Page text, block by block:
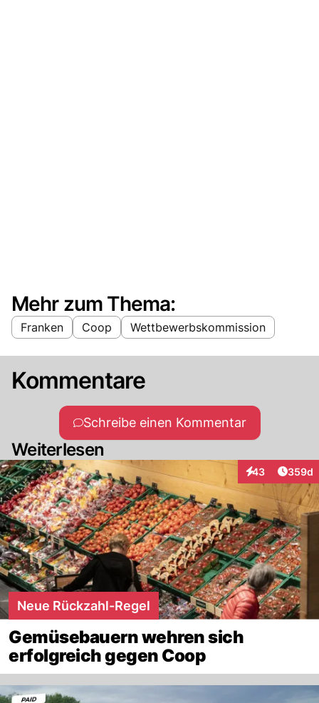
Mehr zum Thema:
Franken Coop Wettbewerbskommission
Kommentare
Schreibe einen Kommentar
Weiterlesen
43
Interaktionen
359d
Neue Rückzahl-Regel
Gemüsebauern wehren sich
erfolgreich gegen Coop